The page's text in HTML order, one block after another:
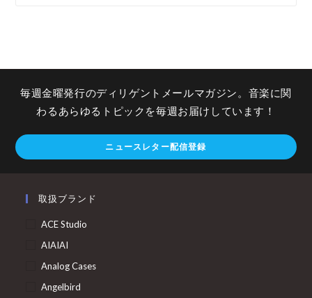
毎週金曜発行のディリゲントメールマガジン。音楽に関
わるあらゆるトピックを毎週お届けしています！
ニュースレター配信登録
取扱ブランド
ACE Studio
AIAIAI
Analog Cases
Angelbird